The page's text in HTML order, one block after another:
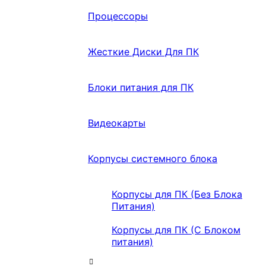
Процессоры
Жесткие Диски Для ПК
Блоки питания для ПК
Видеокарты
Корпусы системного блока
Корпусы для ПК (Без Блока
Питания)
Корпусы для ПК (С Блоком
питания)